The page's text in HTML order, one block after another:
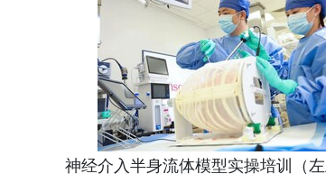
神经介入半身流体模型实操培训（